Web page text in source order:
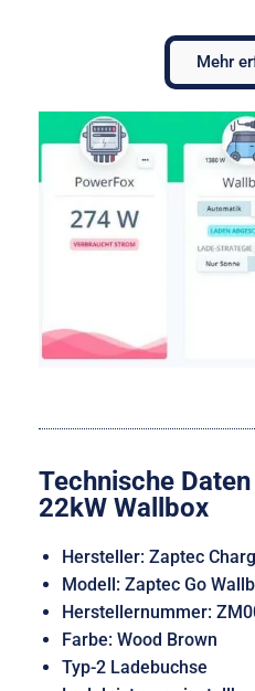
Mehr
Technische
22kW Wallbox
Hersteller: Zaptec
Modell: Zaptec Go
Herstellernummer:
Farbe: Wood Brown
Typ-2 Ladebuchse